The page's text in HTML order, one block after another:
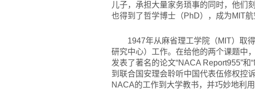
儿子，承担大量家务琐事的同时，他们
也得到了哲学博士（PhD），成为MIT航
1947年从麻省理工学院（MIT）取
研究中心）工作。在给他的两个课题中
发表了著名的论文“NACA Report955”
到联合国安理会聆听中国代表伍修权控
NACA的工作到大学教书，并巧妙地利